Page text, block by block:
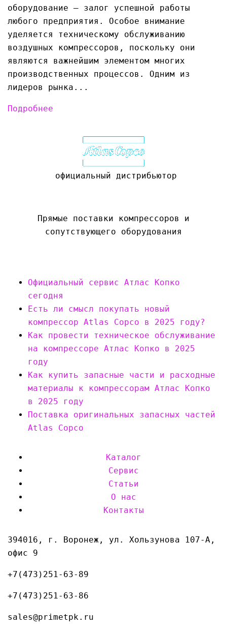
оборудование — залог успешной работы
любого предприятия. Особое внимание
уделяется техническому обслуживанию
воздушных компрессоров, поскольку они
являются важнейшим элементом многих
производственных процессов. Одним из
лидеров рынка...
Подробнее
официальный дистрибьютор
Прямые поставки компрессоров и
сопутствующего оборудования
Официальный сервис Атлас Копко
сегодня
Есть ли смысл покупать новый
компрессор Atlas Copco в 2025 году?
Как провести техническое обслуживание
на компрессоре Атлас Копко в 2025
году
Как купить запасные части и расходные
материалы к компрессорам Атлас Копко
в 2025 году
Поставка оригинальных запасных частей
Atlas Copco
Каталог
Сервис
Статьи
О нас
Контакты
394016, г. Воронеж, ул. Хользунова 107-А,
офис 9
+7(473)251-63-89
+7(473)251-63-86
sales@primetpk.ru